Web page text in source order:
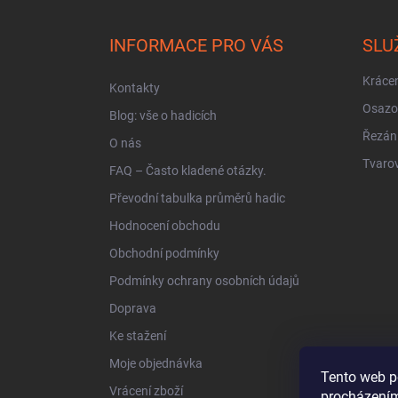
Tento web
INFORMACE PRO VÁS
Kontakty
Blog: vše o hadicích
O nás
FAQ – Často kladené otázky.
Převodní tabulka průměrů hadic
Hodnocení obchodu
Obchodní podmínky
Podmínky ochrany osobních údajů
Doprava
Ke stažení
Moje objednávka
Vrácení zboží